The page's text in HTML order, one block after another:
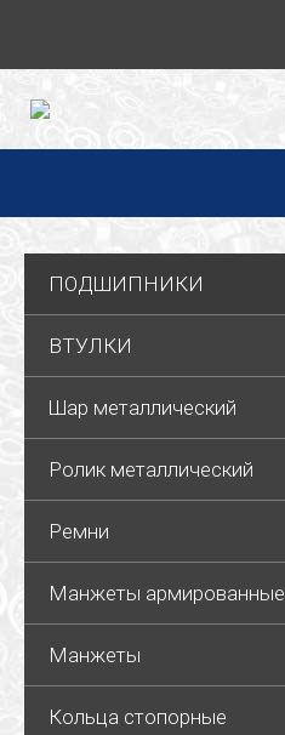
ПОДШИПНИКИ
ВТУЛКИ
Шар металлический
Ролик металлический
Ремни
Манжеты армированные
Манжеты
Кольца стопорные